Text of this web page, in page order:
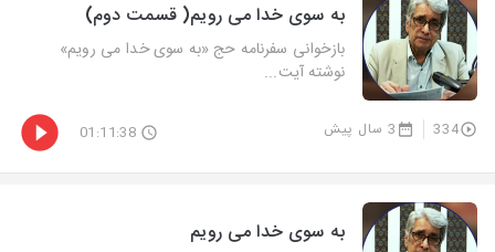
به سوی خدا می رویم( قسمت دوم)
بازخوانی سفرنامه حج «به سوی خدا می رویم»
نوشته آیت...
334 3 سال پیش 01:11:38
به سوی خدا می رویم